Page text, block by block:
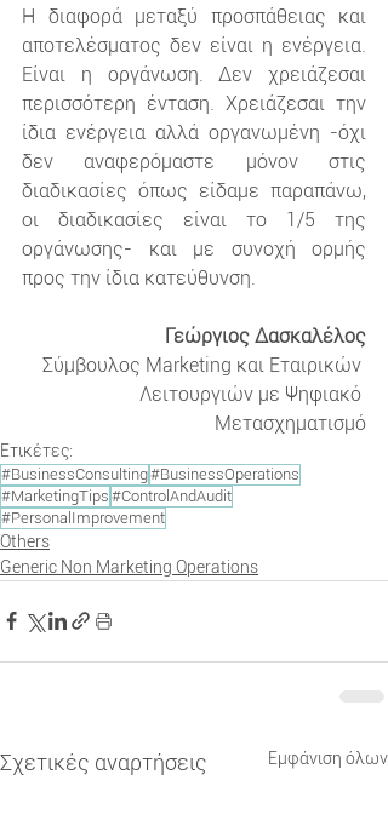
Η διαφορά μεταξύ προσπάθειας και
αποτελέσματος δεν είναι η ενέργεια.
Είναι η οργάνωση. Δεν χρειάζεσαι
περισσότερη ένταση. Χρειάζεσαι την
ίδια ενέργεια αλλά οργανωμένη -όχι
δεν αναφερόμαστε μόνον στις
διαδικασίες όπως είδαμε παραπάνω,
οι διαδικασίες είναι το 1/5 της
οργάνωσης- και με συνοχή ορμής
προς την ίδια κατεύθυνση.
Γεώργιος Δασκαλέλος
Σύμβουλος Marketing και Εταιρικών
Λειτουργιών με Ψηφιακό
Μετασχηματισμό
Ετικέτες:
#BusinessConsulting#BusinessOperations
#MarketingTips #ControlAndAudit
#PersonalImprovement
Others
Generic Non Marketing Operations
Σχετικές αναρτήσεις Εμφάνιση όλων